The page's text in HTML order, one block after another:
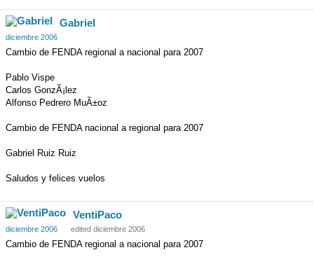
Gabriel
diciembre 2006
Cambio de FENDA regional a nacional para 2007
Pablo Vispe
Carlos GonzÃ¡lez
Alfonso Pedrero MuÃ±oz
Cambio de FENDA nacional a regional para 2007
Gabriel Ruiz Ruiz
Saludos y felices vuelos
VentiPaco
diciembre 2006 edited diciembre 2006
Cambio de FENDA regional a nacional para 2007